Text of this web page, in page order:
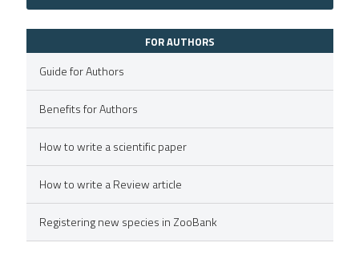
FOR AUTHORS
Guide for Authors
Benefits for Authors
How to write a scientific paper
How to write a Review article
Registering new species in ZooBank